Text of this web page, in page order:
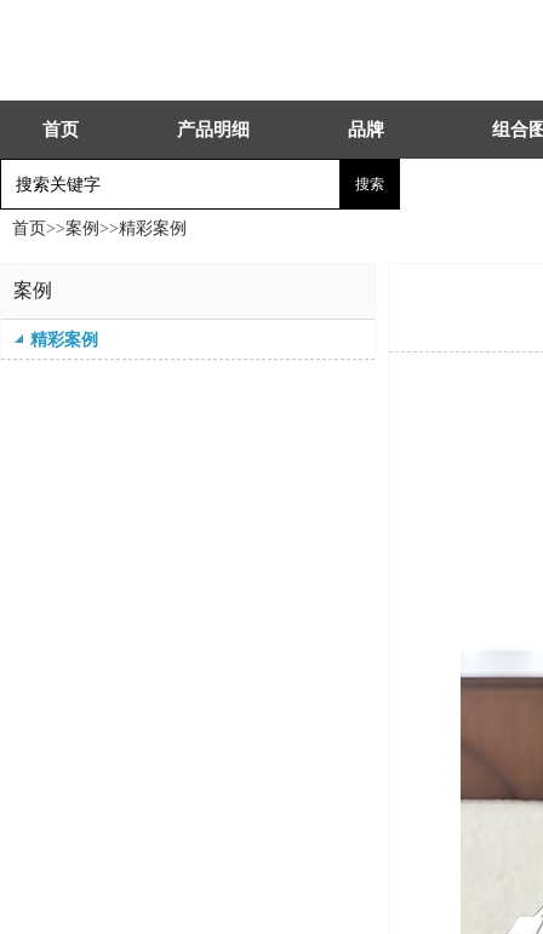
首页 产品明细 品牌 组合
首页>>案例 >>精彩案例
案例
精彩案例